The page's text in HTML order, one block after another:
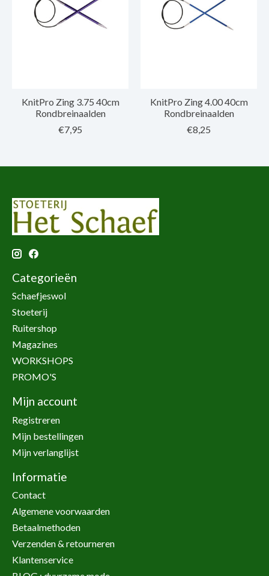
KnitPro Zing 3.75 40cm
Rondbreinaalden
€7,95
KnitPro Zing 4.00 40cm
Rondbreinaalden
€8,25
Categorieën
Schaefjeswol
Stoeterij
Ruitershop
Magazines
WORKSHOPS
PROMO'S
Mijn account
Registreren
Mijn bestellingen
Mijn verlanglijst
Informatie
Contact
Algemene voorwaarden
Betaalmethoden
Verzenden & retourneren
Klantenservice